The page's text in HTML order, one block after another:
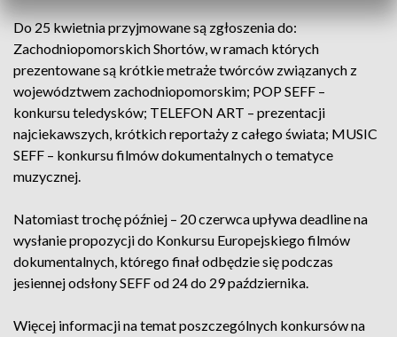
Do 25 kwietnia przyjmowane są zgłoszenia do:
Zachodniopomorskich Shortów, w ramach których
prezentowane są krótkie metraże twórców związanych z
województwem zachodniopomorskim; POP SEFF –
konkursu teledysków; TELEFON ART – prezentacji
najciekawszych, krótkich reportaży z całego świata; MUSIC
SEFF – konkursu filmów dokumentalnych o tematyce
muzycznej.
Natomiast trochę później – 20 czerwca upływa deadline na
wysłanie propozycji do Konkursu Europejskiego filmów
dokumentalnych, którego finał odbędzie się podczas
jesiennej odsłony SEFF od 24 do 29 października.
Więcej informacji na temat poszczególnych konkursów na